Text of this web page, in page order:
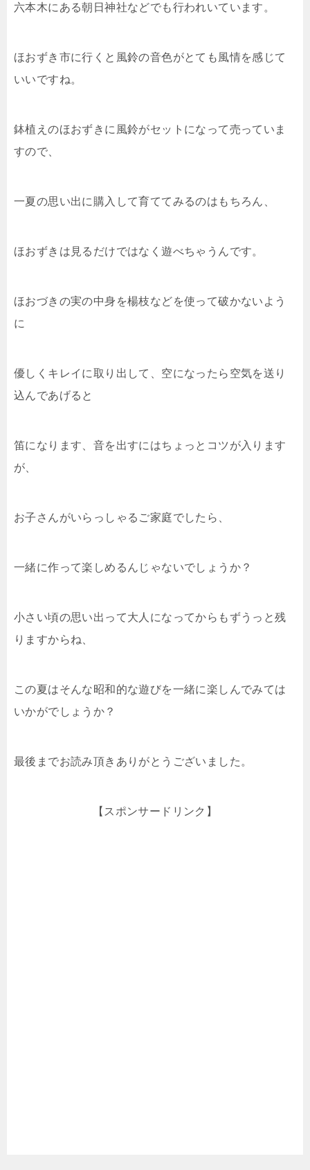
六本木にある朝日神社などでも行われいています。
ほおずき市に行くと風鈴の音色がとても風情を感じて
いいですね。
鉢植えのほおずきに風鈴がセットになって売っていま
すので、
一夏の思い出に購入して育ててみるのはもちろん、
ほおずきは見るだけではなく遊べちゃうんです。
ほおづきの実の中身を楊枝などを使って破かないよう
に
優しくキレイに取り出して、空になったら空気を送り
込んであげると
笛になります、音を出すにはちょっとコツが入ります
が、
お子さんがいらっしゃるご家庭でしたら、
一緒に作って楽しめるんじゃないでしょうか？
小さい頃の思い出って大人になってからもずうっと残
りますからね、
この夏はそんな昭和的な遊びを一緒に楽しんでみては
いかがでしょうか？
最後までお読み頂きありがとうございました。
【スポンサードリンク】